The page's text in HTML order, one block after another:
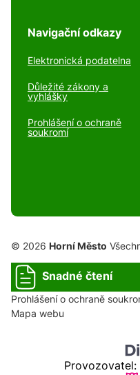
Navigační odkazy
Elektronická podatelna
Důležité zákony a
vyhlášky
Prohlášení o ochraně
soukromí
© 2026 Horní Město
Snadné čtení
Prohlášení o ochraně
Mapa webu
Provozovatel: